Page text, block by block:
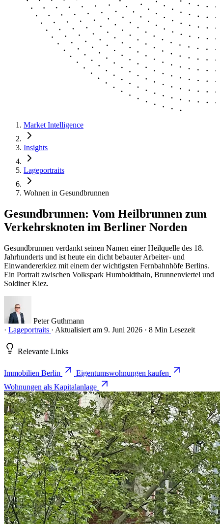
Market Intelligence
Insights
Lageportraits
Wohnen in Gesundbrunnen
Gesundbrunnen: Vom Heilbrunnen zum
Verkehrsknoten im Berliner Norden
Gesundbrunnen verdankt seinen Namen einer Heilquelle des 18.
Jahrhunderts und ist heute ein dicht bebauter Arbeiter- und
Einwandererkiez mit einem der wichtigsten Fernbahnhöfe Berlins.
Ein Portrait zwischen Volkspark Humboldthain, Brunnenviertel und
Soldiner Kiez.
Peter Guthmann
· Lageportraits · Aktualisiert am 9. Juni 2026 · 8 Min Lesezeit
Relevante Links
Immobilien Berlin
Eigentumswohnungen kaufen
Wohnungen als Kapitalanlage